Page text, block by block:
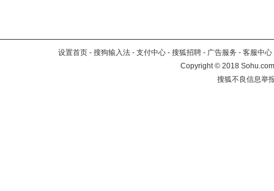
设置首页 - 搜狗输入法 - 支付中心 - 搜狐招聘 - 广告服务 - 客服中心
Copyright©2018
搜狐不良信息举